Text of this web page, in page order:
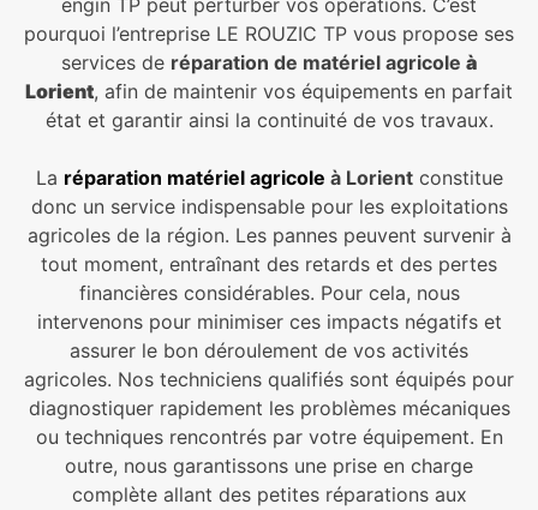
engin TP peut perturber vos opérations. C’est
pourquoi l’entreprise LE ROUZIC TP vous propose ses
services de réparation de matériel agricole à
Lorient, afin de maintenir vos équipements en parfait
état et garantir ainsi la continuité de vos travaux.
La réparation matériel agricole à Lorientconstitue
donc un service indispensable pour les exploitations
agricoles de la région. Les pannes peuvent survenir à
tout moment, entraînant des retards et des pertes
financières considérables. Pour cela, nous
intervenons pour minimiser ces impacts négatifs et
assurer le bon déroulement de vos activités
agricoles. Nos techniciens qualifiés sont équipés pour
diagnostiquer rapidement les problèmes mécaniques
ou techniques rencontrés par votre équipement. En
outre, nous garantissons une prise en charge
complète allant des petites réparations aux